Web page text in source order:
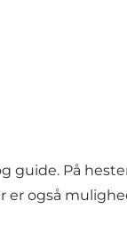
På
er også